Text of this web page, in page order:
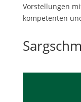
Vorstellungen
kompetenten